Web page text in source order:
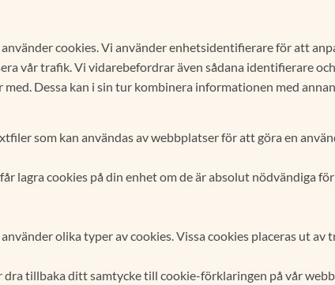
cookies. Vi använder enhetsidentifierare för att
vår trafik. Vi vidarebefordrar även sådana identifierare
med. Dessa kan i sin tur kombinera informationen med
som kan användas av webbplatser för att göra en
lagra cookies på din enhet om de är absolut nödvändiga
olika typer av cookies. Vissa cookies placeras ut
dra tillbaka ditt samtycke till cookie-förklaringen på vår